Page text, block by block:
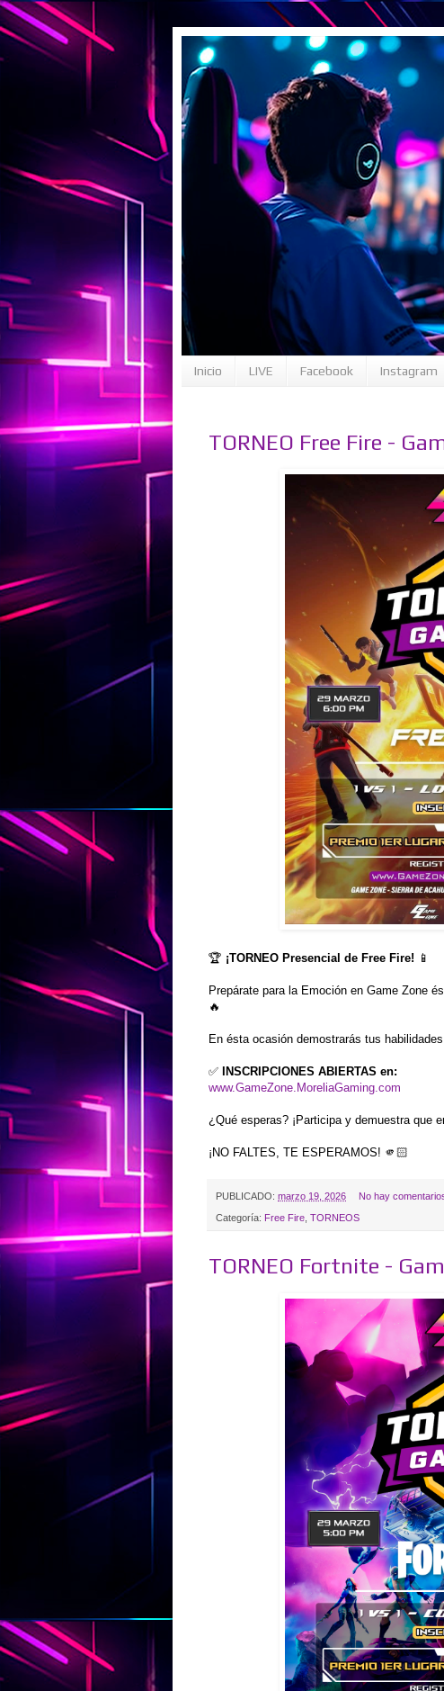
Inicio LIVE Facebook Instagram
TORNEO Free Fire -
🏆 ¡TORNEO Presencial de Free Fire! 📱
Prepárate para la Emoción en Game Zone
🔥
En ésta ocasión demostrarás tus
✅
INSCRIPCIONES ABIERTAS en:
www.GameZone.MoreliaGaming.com
¿Qué esperas? ¡Participa y demuestra que
¡NO FALTES, TE ESPERAMOS! 🫵🏻
PUBLICADO: marzo 19, 2026 No hay
Categoría: Free Fire TORNEOS
TORNEO Fortnite -